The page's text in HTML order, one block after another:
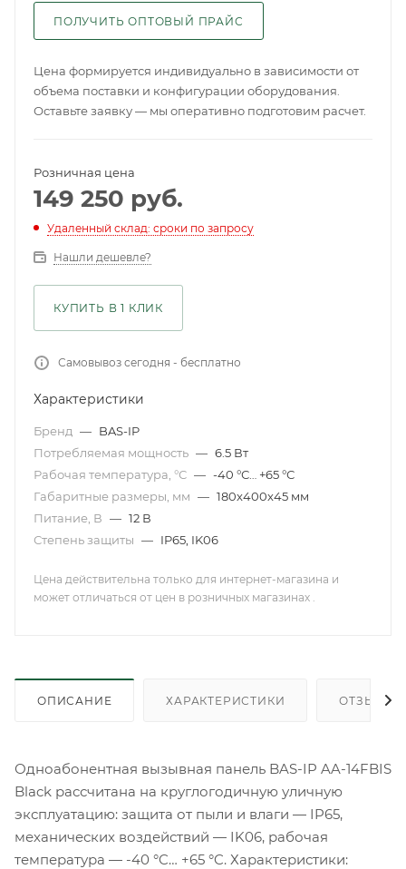
ПОЛУЧИТЬ ОПТОВЫЙ ПРАЙС
Цена формируется индивидуально в зависимости от
объема поставки и конфигурации оборудования.
Оставьте заявку — мы оперативно подготовим расчет.
Розничная цена
149 250 руб.
Удаленный склад: сроки по запросу
Нашли дешевле?
КУПИТЬ В 1 КЛИК
Самовывоз сегодня - бесплатно
Характеристики
Бренд — BAS-IP
Потребляемая мощность — 6.5 Вт
Рабочая температура, °С — -40 °С… +65 °С
Габаритные размеры, мм — 180x400x45 мм
Питание, В — 12 В
Степень защиты — IP65, IK06
Цена действительна только для интернет-магазина и
может отличаться от цен в розничных магазинах .
ОПИСАНИЕ ХАРАКТЕРИСТИКИ ОТЗЫВЫ
Одноабонентная вызывная панель BAS-IP AA-14FBIS
Black рассчитана на круглогодичную уличную
эксплуатацию: защита от пыли и влаги — IP65,
механических воздействий — IK06, рабочая
температура — -40 °C… +65 °C. Характеристики: